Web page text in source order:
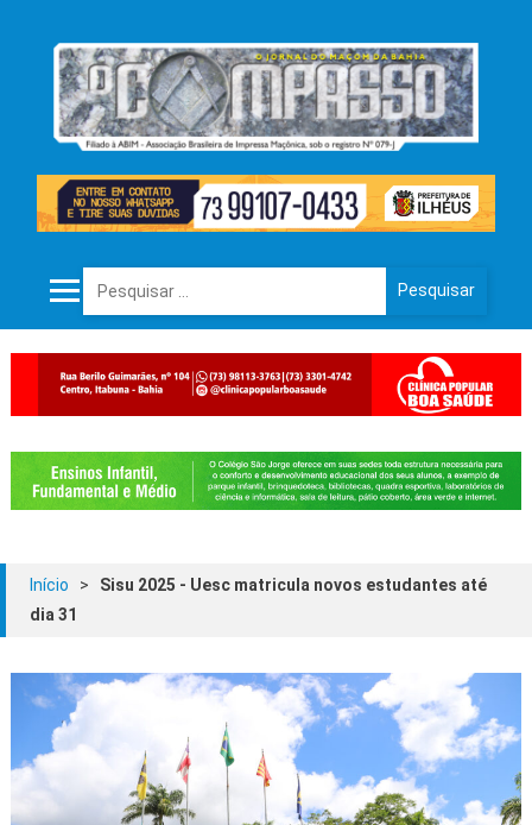
Pesquisar por:
Início >
Sisu 2025 - Uesc matricula novos estudantes até
dia 31